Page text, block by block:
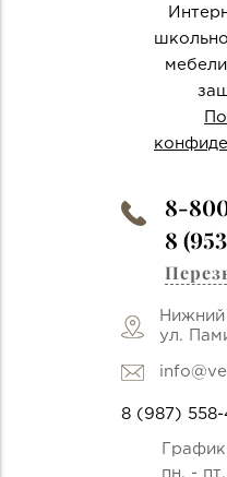
8-
8
ул.
8 (987) 558-
пн. -